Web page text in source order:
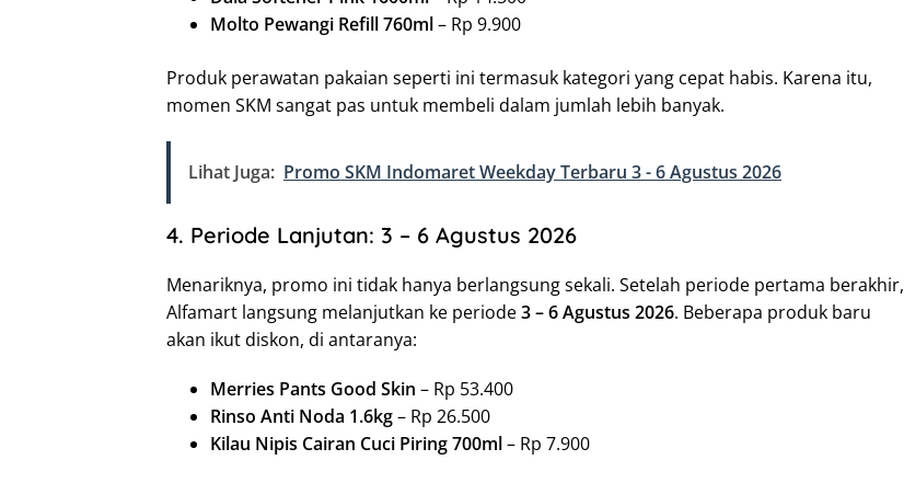
Molto Pewangi Refill 760ml– Rp 9.900
Produk perawatan pakaian seperti ini termasuk kategori yang cepat habis. Karena itu,
momen SKM sangat pas untuk membeli dalam jumlah lebih banyak.
Lihat Juga: Promo SKM Indomaret Weekday Terbaru 3 - 6 Agustus 2026
4. Periode Lanjutan: 3 – 6 Agustus 2026
Menariknya, promo ini tidak hanya berlangsung sekali. Setelah periode pertama berakhir,
Alfamart langsung melanjutkan ke periode3 – 6 Agustus 2026. Beberapa produk baru
akan ikut diskon, di antaranya:
Merries Pants Good Skin – Rp 53.400
Rinso Anti Noda 1.6kg– Rp 26.500
Kilau Nipis Cairan Cuci Piring 700ml– Rp 7.900